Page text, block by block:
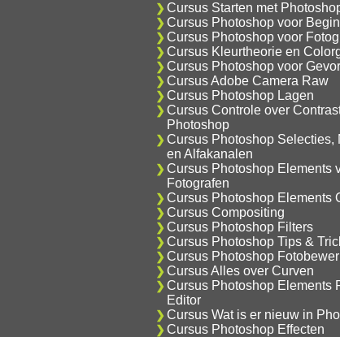
Cursus Starten met
Cursus Photoshop voor
Cursus Photoshop voor
Cursus Kleurtheorie en
Cursus Photoshop voor
Cursus Adobe Camera Raw
Cursus Photoshop Lagen
Cursus Controle over
Photoshop
Cursus Photoshop Selecties,
en Alfakanalen
Cursus Photoshop Elements
Fotografen
Cursus Photoshop Elements
Cursus Compositing
Cursus Photoshop Filters
Cursus Photoshop Tips &
Cursus Photoshop
Cursus Alles over Curven
Cursus Photoshop Elements
Editor
Cursus Wat is er nieuw in
Cursus Photoshop Effecten